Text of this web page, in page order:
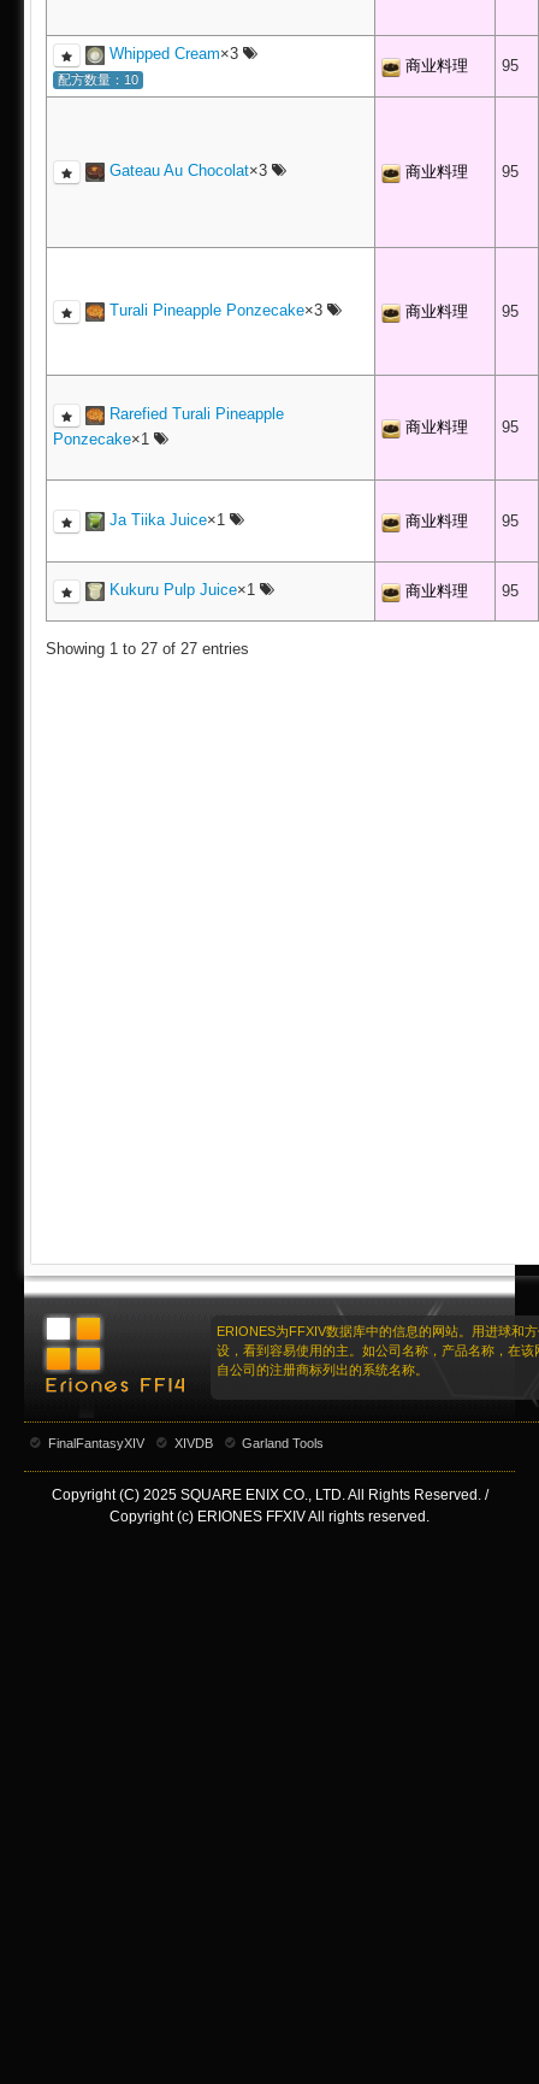
Whipped Cream×3
配方数量：10
商业料理 95
Gateau Au Chocolat×3 商业料理 95
Turali Pineapple Ponzecake×3 商业料理 95
Rarefied Turali Pineapple
Ponzecake×1
商业料理 95
Ja Tiika Juice×1 商业料理 95
Kukuru Pulp Juice×1 商业料理 95
Showing 1 to 27 of 27 entries
ERIONES为FFXIV数据库中的信息的网站。用进球和
设，看到容易使用的主。如公司名称，产品名称，在该
自公司的注册商标列出的系统名称。
FinalFantasyXIV XIVDB Garland Tools
Copyright (C) 2025 SQUARE ENIX CO., LTD. All Rights Reserved. /
Copyright (c) ERIONES FFXIV All rights reserved.